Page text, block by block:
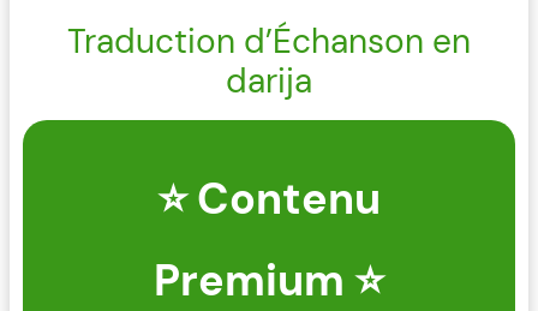
Traduction d’Échanson en
darija
⭐ Contenu
Premium ⭐